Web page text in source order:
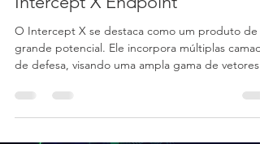
18 de ago. de 2023